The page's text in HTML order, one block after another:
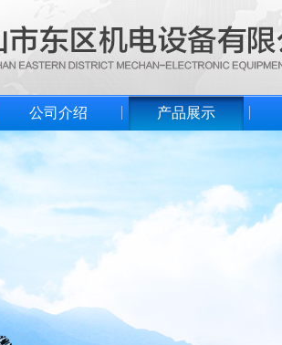
公司介绍 产品展示